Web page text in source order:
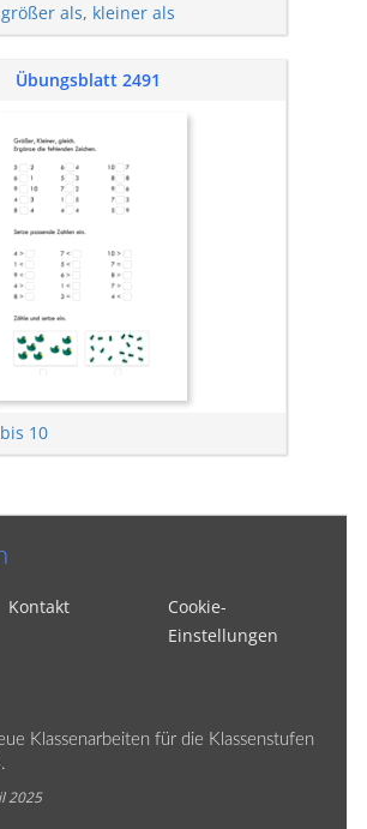
größer als, kleiner als
Übungsblatt 2491
10
Kontakt
Cookie-
Einstellungen
Klassenarbeiten für die Klassenstufen
2025